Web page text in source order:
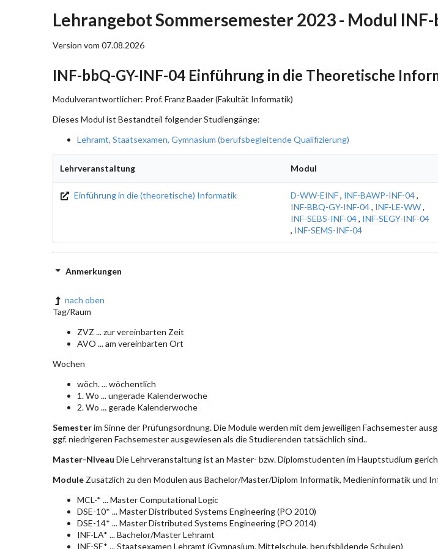
Lehrangebot Sommersemester 2023 - Modul
Version vom 07.08.2026
INF-bbQ-GY-INF-04 Einführung in die Theoretische
Modulverantwortlicher: Prof. Franz Baader (Fakultät Informatik)
Dieses Modul ist Bestandteil folgender Studiengänge:
Lehramt, Staatsexamen, Gymnasium (berufsbegleitende Qualifizierung)
Lehrveranstaltung Modul
Einführung in die (theoretische) Informatik D-WW-EINF, INF-BAWP-INF-04,
INF-BBQ-GY-INF-04, INF-LE-WW,
INF-SEBS-INF-04, INF-SEGY-INF-04
, INF-SEMS-INF-04
Anmerkungen
nach oben
Tag/Raum
ZVZ ... zur vereinbarten Zeit
AVO ... am vereinbarten Ort
Wochen
wöch. ... wöchentlich
1. Wo ... ungerade Kalenderwoche
2. Wo ... gerade Kalenderwoche
Semesterim Sinne der Prüfungsordnung. Die Module werden mit dem jeweiligen Fachsemester
ggf. niedrigeren Fachsemester ausgewiesen als die Studierenden tatsächlich sind..
Master-Niveau Die Lehrveranstaltung ist an Master- bzw. Diplomstudenten im Hauptstudium
ModuleZusätzlich zu den Modulen aus Bachelor/Master/Diplom Informatik, Medieninformatik und
MCL-* ... Master Computational Logic
DSE-10* ... Master Distributed Systems Engineering (PO 2010)
DSE-14* ... Master Distributed Systems Engineering (PO 2014)
INF-LA* ... Bachelor/Master Lehramt
INF-SE* ... Staatsexamen Lehramt (Gymnasium, Mittelschule, berufsbildende Schulen)